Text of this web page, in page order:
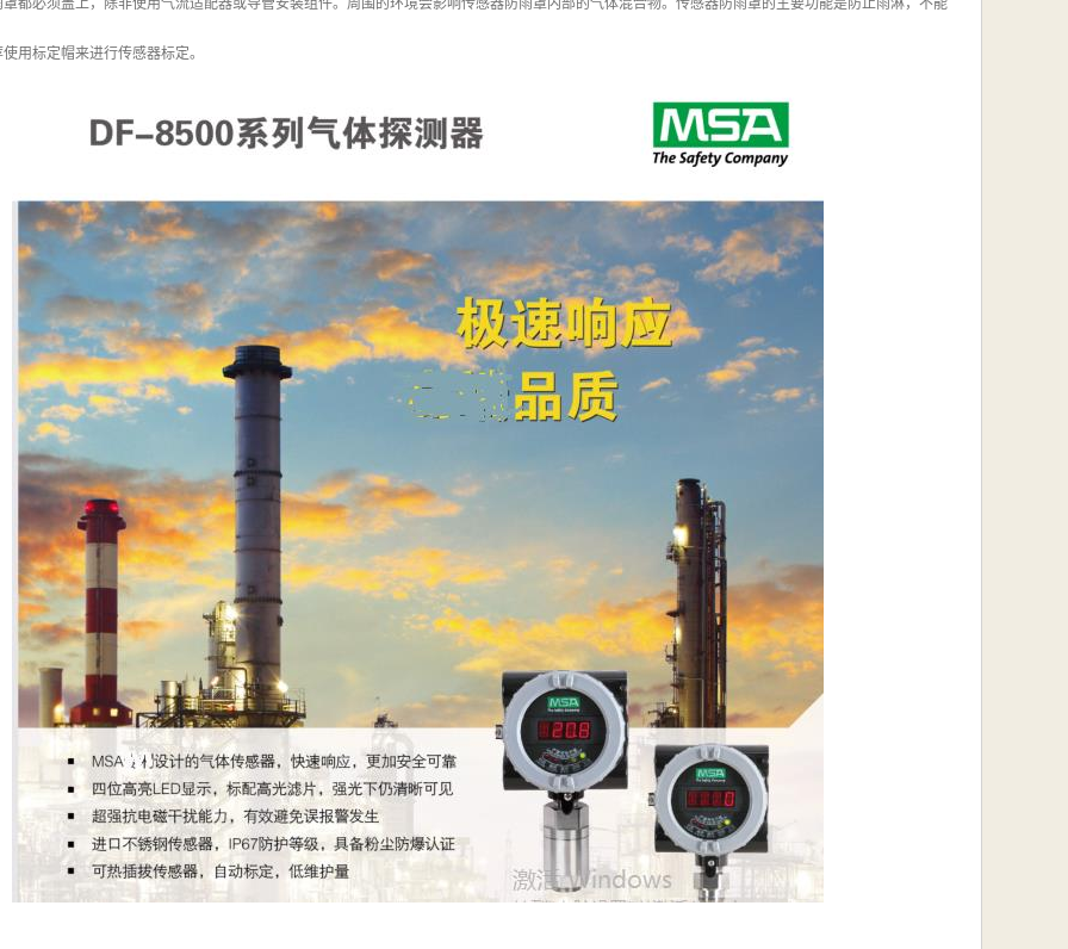
都必须盖上，除非使用气流适配器或导管安装组件。周围的环境会影响传感器防雨罩内部的气体混合物。传感器防雨罩的主要功能是防止雨淋，不能
用标定帽来进行传感器标定。